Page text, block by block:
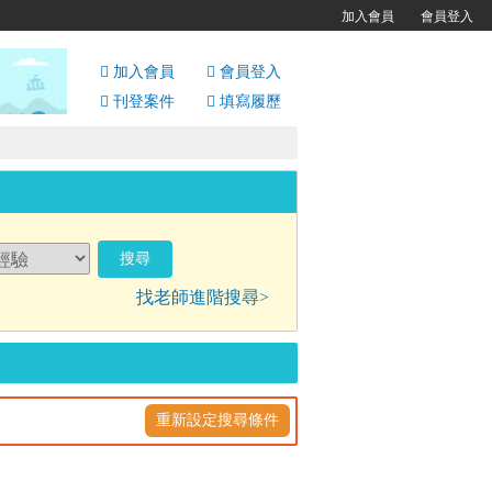
加入會員 會員登入
刊登案件
填寫履歷
找老師進階搜尋>
重新設定搜尋條件
加入會員 會員登入